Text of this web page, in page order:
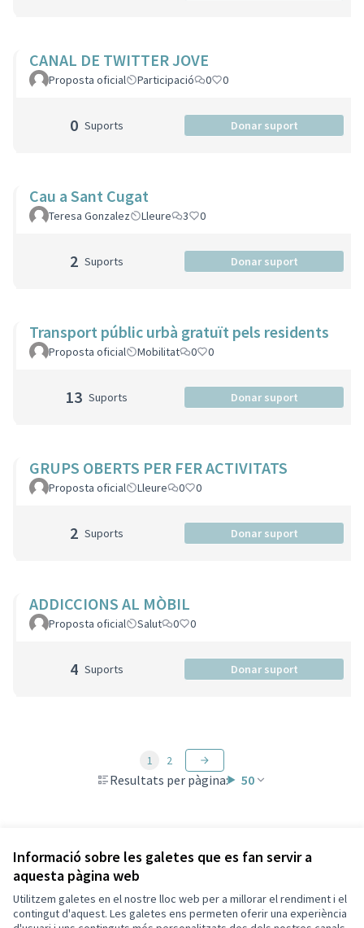
Informació sobre les galetes que es fan servir a
aquesta pàgina web
Utilitzem galetes en el nostre lloc web per a millorar el rendiment i el
contingut d'aquest. Les galetes ens permeten oferir una experiència
CANAL DE TWITTER JOVE
Proposta oficial Participació 0 0
0 Suports Donar suport
Cau a Sant Cugat
Teresa Gonzalez Lleure 3 0
2 Suports Donar suport
Transport públic urbà gratuït pels residents
Proposta oficial Mobilitat 0 0
13 Suports Donar suport
GRUPS OBERTS PER FER ACTIVITATS
Proposta oficial Lleure 0 0
2 Suports Donar suport
ADDICCIONS AL MÒBIL
Proposta oficial Salut 0 0
4 Suports Donar suport
Resultats per pàgina: 50
1 2
Veure totes les propostes retirades
Termes i condicions d'ús
Configuració de les galetes